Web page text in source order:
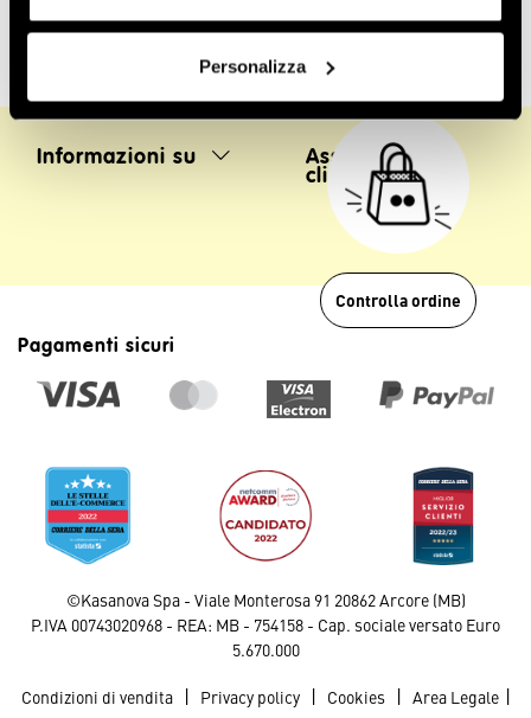
Puoi conoscere i relativi dettagli
sezioni della presente pagina.
Personalizza
Informazioni su
Assistenza
clienti
Controlla ordine
Pagamenti sicuri
©Kasanova Spa - Viale Monterosa 91 20862 Arcore (MB)
P.IVA 00743020968 - REA: MB - 754158 - Cap. sociale versato Euro
5.670.000
Condizioni di vendita | Privacy policy | Cookies | Area Legale |